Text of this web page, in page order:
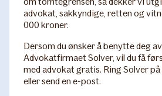
advokat, sakkyndige, retten og
000 kroner.
Dersom du ønsker å benytte deg
Advokatfirmaet Solver, vil du få
med advokat gratis. Ring Solver
eller send en e-post.